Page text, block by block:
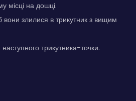
місці на дошці.
злилися в трикутник з вищим
трикутника-точки.